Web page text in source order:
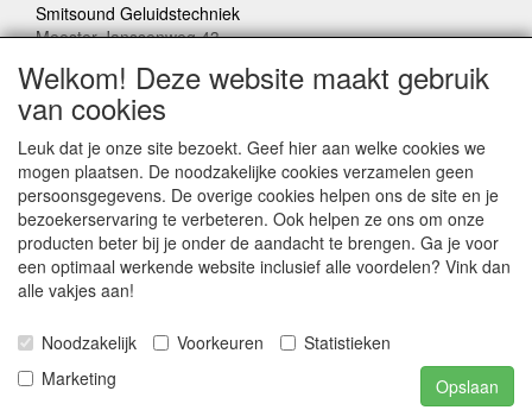
Smitsound Geluidstechniek
Meester Janssenweg 43
E-mail: info@smitsound.nl
Telefoon: +31-(0)6-22256322
Bestellingen binnen Nederland, ongeacht gewicht, verstuurd
voor € 6,95
Prijzen inclusief 21% BTW, tenzij anders vermeldt
© Smitsound Geluidstechniek 2024, alle rechten
Welkom! Deze website maakt gebruik
van cookies
Leuk dat je onze site bezoekt. Geef hier aan welke cookies we
mogen plaatsen. De noodzakelijke cookies verzamelen geen
persoonsgegevens. De overige cookies helpen ons de site en je
bezoekerservaring te verbeteren. Ook helpen ze ons om onze
producten beter bij je onder de aandacht te brengen. Ga je voor
een optimaal werkende website inclusief alle voordelen? Vink dan
alle vakjes aan!
Noodzakelijk Voorkeuren
Statistieken
Marketing
Opslaan